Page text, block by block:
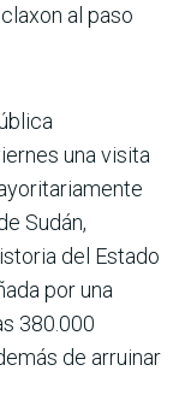
al paso
una visita
Sudán,
del Estado
por una
380.000
de arruinar